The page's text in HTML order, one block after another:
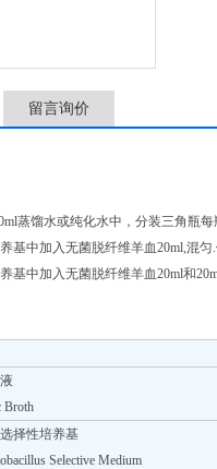
留言询价
蒸馏水或纯化水中，分装三角瓶
基中加入无菌脱纤维羊血20ml,混
基中加入无菌脱纤维羊血20ml和
Broth
择性培养基
Selective Medium